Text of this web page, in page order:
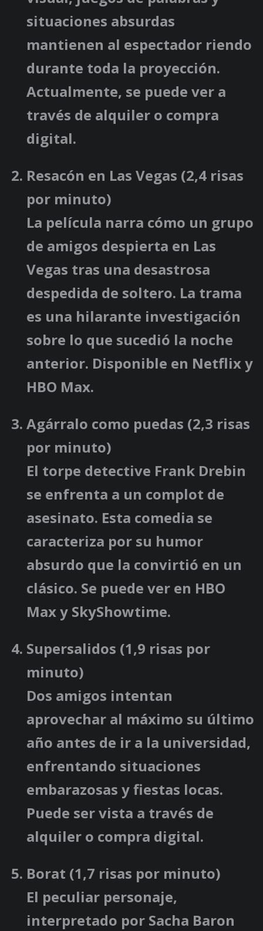
situaciones absurdas
mantienen al espectador riendo
durante toda la proyección.
Actualmente, se puede ver a
través de alquiler o compra
digital.
Resacón en Las Vegas (2,4 risas
por minuto)
La película narra cómo un grupo
de amigos despierta en Las
Vegas tras una desastrosa
despedida de soltero. La trama
es una hilarante investigación
sobre lo que sucedió la noche
anterior. Disponible en Netflix y
HBO Max.
Agárralo como puedas (2,3 risas
por minuto)
El torpe detective Frank Drebin
se enfrenta a un complot de
asesinato. Esta comedia se
caracteriza por su humor
absurdo que la convirtió en un
clásico. Se puede ver en HBO
Max y SkyShowtime.
Supersalidos (1,9 risas por
minuto)
Dos amigos intentan
aprovechar al máximo su último
año antes de ir a la universidad,
enfrentando situaciones
embarazosas y fiestas locas.
Puede ser vista a través de
alquiler o compra digital.
Borat (1,7 risas por minuto)
El peculiar personaje,
interpretado por Sacha Baron